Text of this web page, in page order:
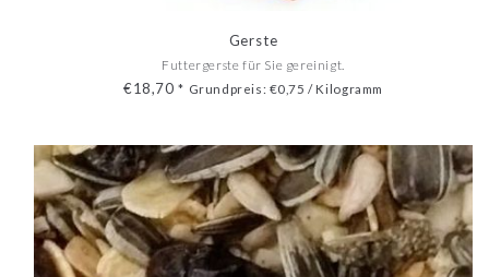
Gerste
Futtergerste für Sie gereinigt.
€18,70* Grundpreis: €0,75 / Kilogramm